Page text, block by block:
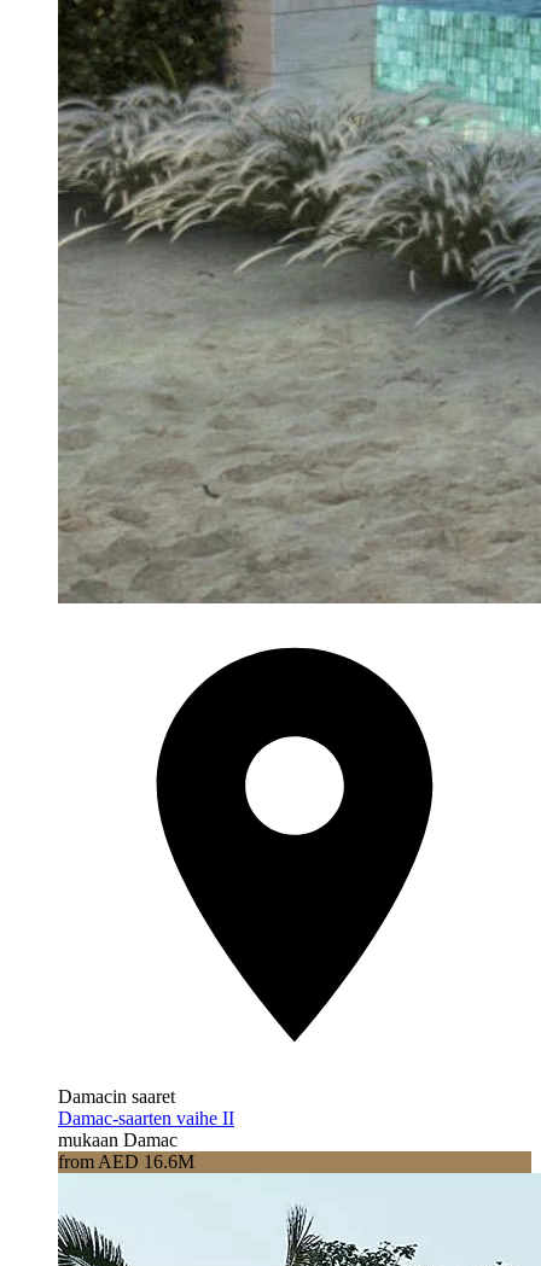
Damacin saaret
Damac-saarten vaihe II
mukaan Damac
from AED 16.6M